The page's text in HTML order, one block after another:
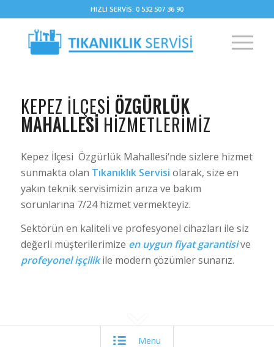
HIZLI SERVİS: 0 532 507 36 90
KEPEZ İLÇESI ÖZGÜRLÜK
MAHALLESI HIZMETLERIMIZ
Kepez İlçesi Özgürlük Mahallesi‘nde sizlere hizmet
sunmakta olan Tıkanıklık Servisi olarak, size en
yakın teknik servisimizin arıza ve bakım
sorunlarına 7/24 hizmet vermekteyiz.
Sektörün en kaliteli ve profesyonel cihazları ile siz
değerli müşterilerimize en uygun fiyat garantisive
profeyonel işçilikile modern çözümler sunarız.
Menu